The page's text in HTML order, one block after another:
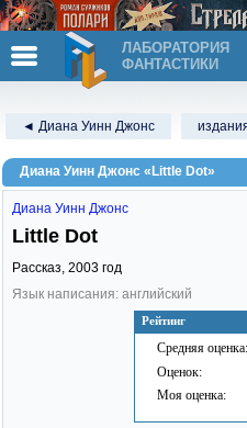
ЛАБОРАТОРИЯ
ФАНТАСТИКИ
◄ Диана Уинн Джонс
Диана Уинн Джонс «Little Dot»
Рейтинг
Средняя оценка:
Оценок:
Моя оценка:
Диана Уинн Джонс
Little Dot
Рассказ, 2003 год
Язык написания: английский